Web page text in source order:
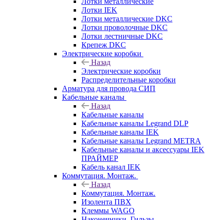
Лотки IEK
Лотки металлические DKC
Лотки проволочные DKC
Лотки лестничные DKC
Крепеж DKC
Электрические коробки
Назад
Электрические коробки
Распределительные коробки
Арматура для провода СИП
Кабельные каналы
Назад
Кабельные каналы
Кабельные каналы Legrand DLP
Кабельные каналы IEK
Кабельные каналы Legrand METRA
Кабельные каналы и аксессуары IEK
ПРАЙМЕР
Кабель канал IEK
Коммутация. Монтаж.
Назад
Коммутация. Монтаж.
Изолента ПВХ
Клеммы WAGO